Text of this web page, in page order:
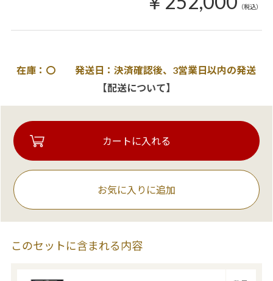
（税込）
在庫：〇 発送日：決済確認後、3営業日以内の発送
【配送について】
お気に入りに追加
このセットに含まれる内容